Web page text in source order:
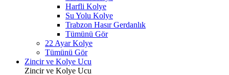
Harfli Kolye
Su Yolu Kolye
Trabzon Hasır Gerdanlık
Tümünü Gör
22 Ayar Kolye
Tümünü Gör
Zincir ve Kolye Ucu
Zincir ve Kolye Ucu